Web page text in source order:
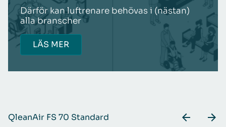
Därför kan luftrenare behövas i (nästan)
alla branscher
LÄS MER
QleanAir FS 70 Standard